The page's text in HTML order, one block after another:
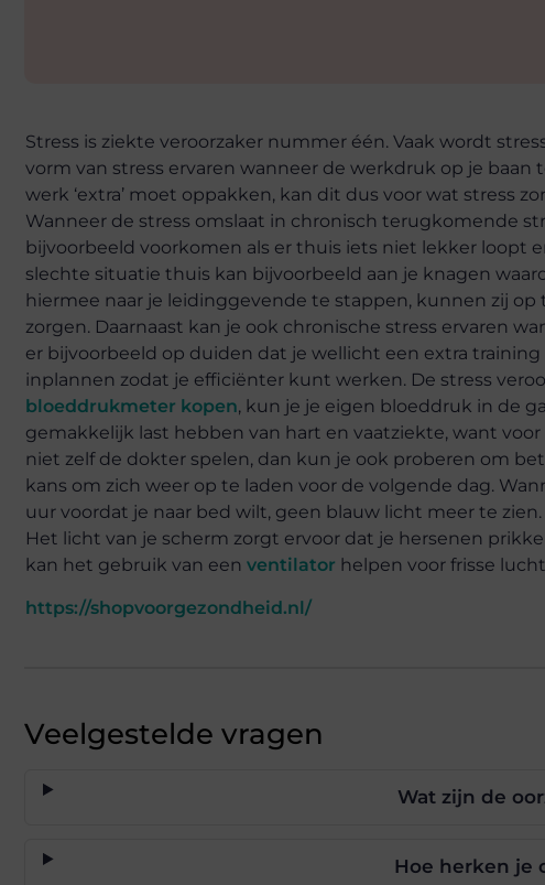
Stress is ziekte veroorzaker nummer één. Vaak wordt
vorm van stress ervaren wanneer de werkdruk op je
werk ‘extra’ moet oppakken, kan dit dus voor wat stress
Wanneer de stress omslaat in chronisch terugkomende
bijvoorbeeld voorkomen als er thuis iets niet lekker loopt
slechte situatie thuis kan bijvoorbeeld aan je knagen
hiermee naar je leidinggevende te stappen, kunnen zij
zorgen. Daarnaast kan je ook chronische stress ervaren
er bijvoorbeeld op duiden dat je wellicht een extra
inplannen zodat je efficiënter kunt werken. De stress
bloeddrukmeter kopen, kun je je eigen bloeddruk in de
gemakkelijk last hebben van hart en vaatziekte, want
niet zelf de dokter spelen, dan kun je ook proberen om
kans om zich weer op te laden voor de volgende dag.
uur voordat je naar bed wilt, geen blauw licht meer te
Het licht van je scherm zorgt ervoor dat je hersenen
kan het gebruik van een ventilator helpen voor frisse
https://shopvoorgezondheid.nl/
Veelgestelde vragen
Wat zijn de
Hoe herken je